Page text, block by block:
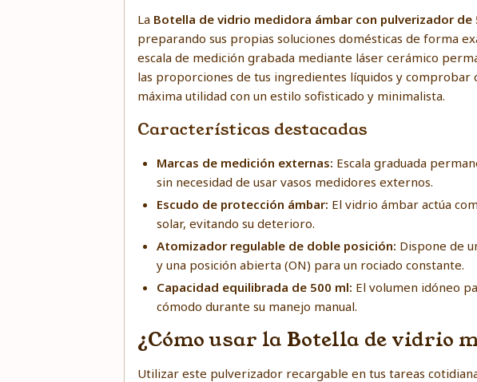
La Botella de vidrio medidora ámbar con pulverizador de
preparando sus propias soluciones domésticas de forma
escala de medición grabada mediante láser cerámico
las proporciones de tus ingredientes líquidos y comprobar
máxima utilidad con un estilo sofisticado y minimalista.
Características destacadas
Marcas de medición externas: Escala graduada
sin necesidad de usar vasos medidores externos.
Escudo de protección ámbar: El vidrio ámbar actúa
solar, evitando su deterioro.
Atomizador regulable de doble posición: Dispone de
y una posición abierta (ON) para un rociado constante.
Capacidad equilibrada de 500 ml: El volumen idóneo
cómodo durante su manejo manual.
¿Cómo usar la Botella de vidrio
Utilizar este pulverizador recargable en tus tareas